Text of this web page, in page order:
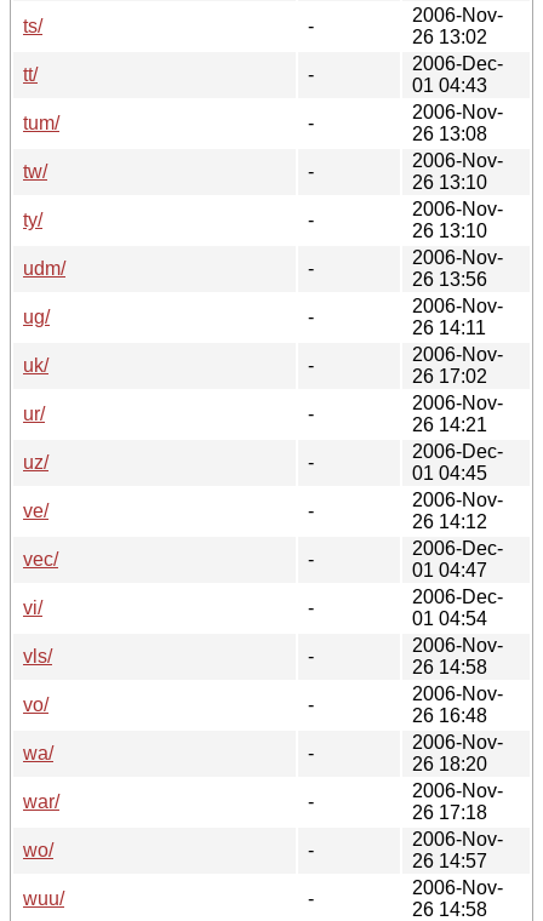
ts/
-
2006-Nov-
26 13:02
tt/
-
2006-Dec-
01 04:43
tum/
-
2006-Nov-
26 13:08
tw/
-
2006-Nov-
26 13:10
ty/
-
2006-Nov-
26 13:10
udm/
-
2006-Nov-
26 13:56
ug/
-
2006-Nov-
26 14:11
uk/
-
2006-Nov-
26 17:02
ur/
-
2006-Nov-
26 14:21
uz/
-
2006-Dec-
01 04:45
ve/
-
2006-Nov-
26 14:12
vec/
-
2006-Dec-
01 04:47
vi/
-
2006-Dec-
01 04:54
vls/
-
2006-Nov-
26 14:58
vo/
-
2006-Nov-
26 16:48
wa/
-
2006-Nov-
26 18:20
war/
-
2006-Nov-
26 17:18
wo/
-
2006-Nov-
26 14:57
wuu/
-
2006-Nov-
26 14:58